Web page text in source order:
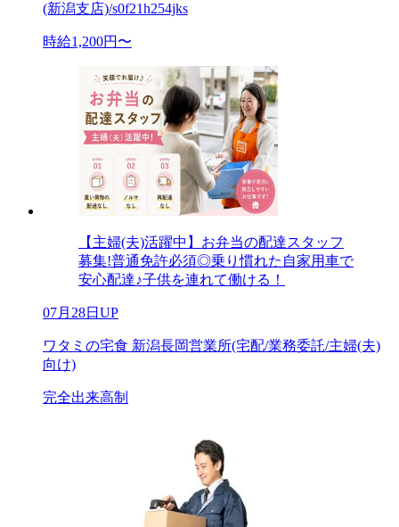
(新潟支店)/s0f21h254jks
時給1,200円〜
【主婦(夫)活躍中】お弁当の配達スタッフ
募集!普通免許必須◎乗り慣れた自家用車で
安心配達♪子供を連れて働ける！
07月28日UP
ワタミの宅食 新潟長岡営業所(宅配/業務委託/主婦(夫)
向け)
完全出来高制